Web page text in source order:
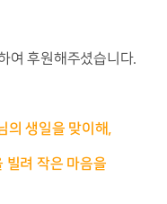
여 후원해주셨습니다.
의 생일을 맞이해,
빌려 작은 마음을